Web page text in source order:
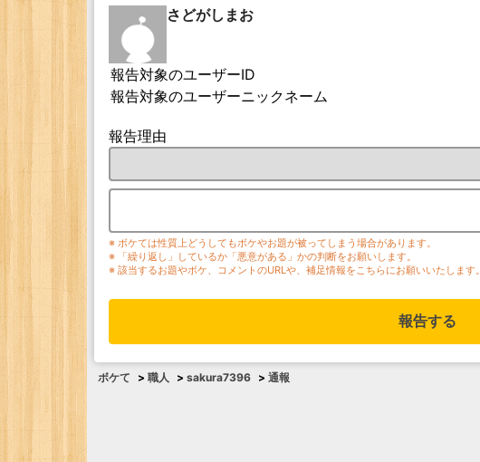
さどがしまお
報告対象のユーザーID
報告対象のユーザーニックネーム
報告理由
※ ボケては性質上どうしてもボケやお題が被ってしまう場合があります。
※ 「繰り返し」しているか「悪意がある」かの判断をお願いします。
※ 該当するお題やボケ、コメントのURLや、補足情報をこちらにお願いいたします。
報告する
ボケて > 職人 > sakura7396 > 通報